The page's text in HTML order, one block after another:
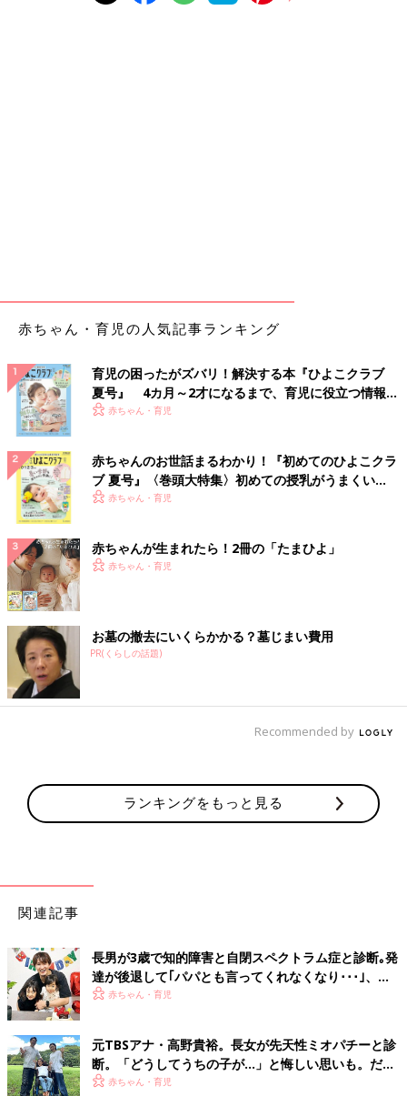
出典：Instagramアカウント「erika.4kids」
こひさんは、ダイソーでスタンド式のこいのぼりを購入。カラフ
ルで存在感たっぷりなのにプチプラで気軽に取り入れられるのが
魅力。コンパクトで飾りやすく、室内でも季節感をしっかり演出
してくれますよ！
セリア「こどもの日タペストリー＆アートパネル」
主張しすぎないシンプルデザイン！
出典：Instagramアカウント「yume697」
Yumeさんが購入したのは、セリアの「こどもの日タペストリー
赤ちゃん・育児の人気記事ランキング
育児の困ったがズバリ！解決する本『ひよこクラブ
夏号』 4カ月～2才になるまで、育児に役立つ情報が
いっぱい！
赤ちゃん・育児
赤ちゃんのお世話まるわかり！『初めてのひよこクラ
ブ 夏号』〈巻頭大特集〉初めての授乳がうまくい
く！ おっぱい・ミルクの基本と夏のトラブル 解決テ
赤ちゃん・育児
赤ちゃんが生まれたら！2冊の「たまひよ」
赤ちゃん・育児
お墓の撤去にいくらかかる？墓じまい費用
PR(くらしの話題)
Recommended by
ランキングをもっと見る
関連記事
長男が3歳で知的障害と自閉スペクトラム症と診断｡発
達が後退して｢パパとも言ってくれなくなり･･･｣、元
プロバスケ選手･岡田優介
赤ちゃん・育児
元TBSアナ・高野貴裕。長女が先天性ミオパチーと診
断。「どうしてうちの子が…」と悔しい思いも。だか
らこそ、娘との時間を全力で楽しみたい
赤ちゃん・育児